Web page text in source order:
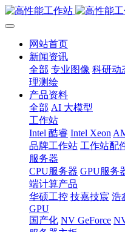
网站首页
新闻资讯
全部 专业图像 科研动
理测绘
产品资料
全部 AI 大模型
工作站
Intel 酷睿 Intel Xeon
品牌工作站 工作站配
服务器
CPU服务器 GPU服务
端计算产品
华硕工控 技嘉技宸 浩
GPU
国产化 NV GeForce